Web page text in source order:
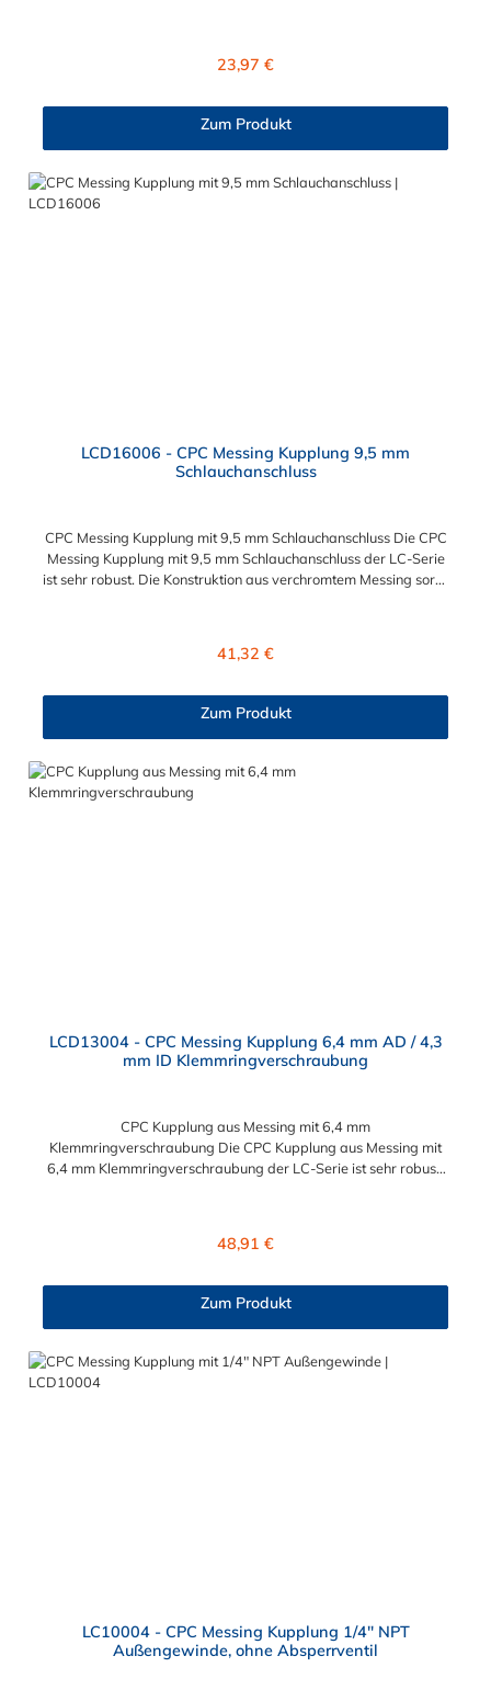
11,1 mm. Sie können diesen CPC Stecker mit den Serien der
bietet eine große Auswahl an Konfigurationen, um die
Anforderungen der anspruchsvollsten Anwendungen für
Industrie, Biopharmazie, Medizin und Verpackungsindustrie zu
erfüllen. Die Colder Products Company Serie ist ein
leistungsstarkes, hochzuverlässiges Steckverbindersystem, das
Regulärer Preis:
23,97 €
Zum Produkt
LCD16006 - CPC Messing Kupplung 9,5 mm
Schlauchanschluss
CPC Messing Kupplung mit 9,5 mm Schlauchanschluss Die CPC
Messing Kupplung mit 9,5 mm Schlauchanschluss der LC-Serie
ist sehr robust. Die Konstruktion aus verchromtem Messing sorgt
bequemes Verbinden und Trennen mit einer Hand. Die CPC
integriertes Absperrventil. Die CPC Serie bietet eine hohe
der PLC-Serie kombinierbar als auch mit den Polypropylen-
Kupplungen der PLC12-Serie. Zudem sind Kupplungen
Regulärer Preis:
41,32 €
Zum Produkt
LCD13004 - CPC Messing Kupplung 6,4 mm AD / 4,3
mm ID Klemmringverschraubung
CPC Kupplung aus Messing mit 6,4 mm
Klemmringverschraubung Die CPC Kupplung aus Messing mit
6,4 mm Klemmringverschraubung der LC-Serie ist sehr robust.
höheren Druck. Die CPC Kupplung aus Messing mit 6,4 mm
und Trennen mit einer Hand. Diese CPC Schlauchkupplung hat
zahlreichen Konfigurationen und Anschlussvarianten und ist
sowohl mit den Acetal-Kupplungen der PLC-Serie kombinierbar
als auch mit den Polypropylen-Kupplungen der PLC12-Serie.
Regulärer Preis:
48,91 €
Zum Produkt
LC10004 - CPC Messing Kupplung 1/4" NPT
Außengewinde, ohne Absperrventil